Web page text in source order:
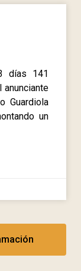
días 141
anunciante
Guardiola
un